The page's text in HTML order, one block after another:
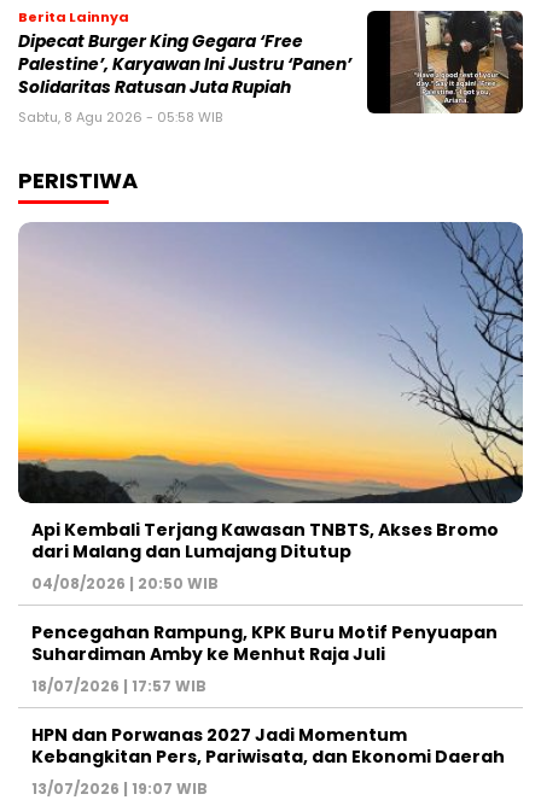
Berita Lainnya
Dipecat Burger King Gegara ‘Free
Palestine’, Karyawan Ini Justru ‘Panen’
Solidaritas Ratusan Juta Rupiah
Sabtu, 8 Agu 2026 - 05:58 WIB
PERISTIWA
Api Kembali Terjang Kawasan TNBTS, Akses Bromo
dari Malang dan Lumajang Ditutup
04/08/2026 | 20:50 WIB
Pencegahan Rampung, KPK Buru Motif Penyuapan
Suhardiman Amby ke Menhut Raja Juli
18/07/2026 | 17:57 WIB
HPN dan Porwanas 2027 Jadi Momentum
Kebangkitan Pers, Pariwisata, dan Ekonomi Daerah
13/07/2026 | 19:07 WIB